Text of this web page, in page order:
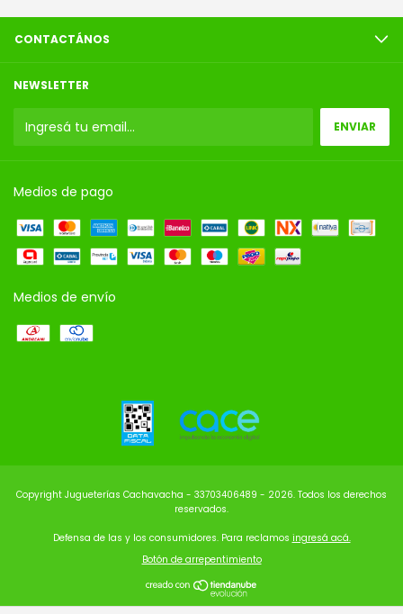
CONTACTÁNOS
NEWSLETTER
Medios de pago
Medios de envío
Copyright Jugueterías Cachavacha - 33703406489 - 2026. Todos los derechos
reservados.
Defensa de las y los consumidores. Para reclamos ingresá acá.
Botón de arrepentimiento